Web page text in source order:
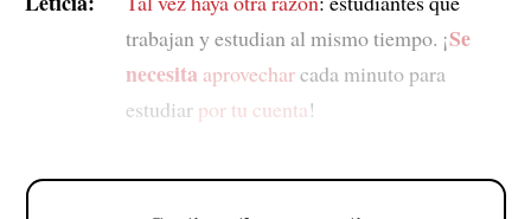
trabajan y estudian al mismo tiempo. ¡Se
necesita aprovecharcada minuto para
estudiar por tu cuenta!